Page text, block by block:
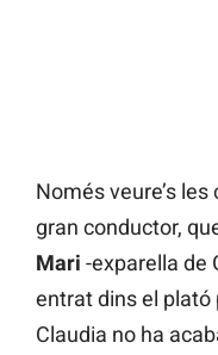
Només veure’s
gran conductor,
Mari -exparella de
entrat dins el plató
Claudia no ha